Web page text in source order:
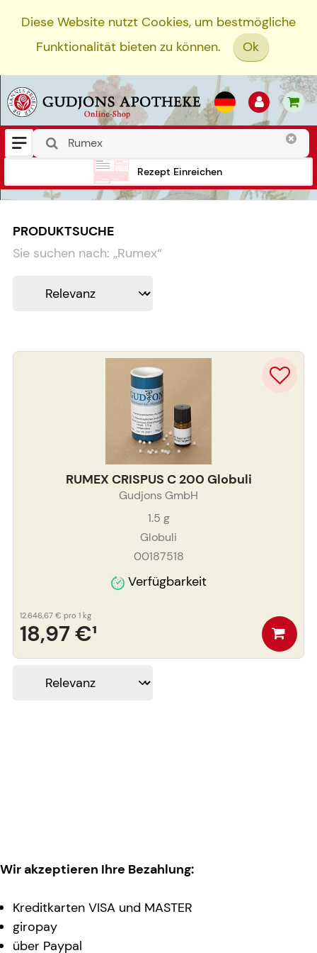
Diese Website nutzt Cookies, um bestmögliche
Funktionalität bieten zu können.
Ok
Rezept Einreichen
PRODUKTSUCHE
Sie suchen nach: „Rumex“
RUMEX CRISPUS C 200 Globuli
Gudjons GmbH
1.5 g
Globuli
00187518
Verfügbarkeit
18,97 €¹
12.646,67 € pro 1 kg
Wir akzeptieren Ihre Bezahlung:
Kreditkarten VISA und MASTER
giropay
über Paypal